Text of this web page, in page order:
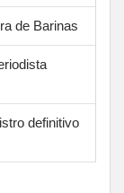
de Barinas
definitivo